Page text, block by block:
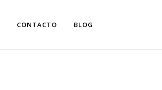
CONTACTO BLOG